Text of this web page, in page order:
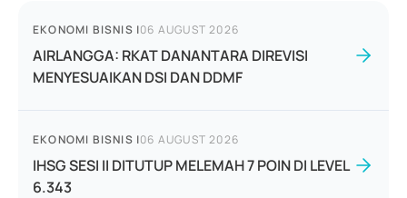
EKONOMI BISNIS |06 AUGUST 2026
AIRLANGGA: RKAT DANANTARA DIREVISI
MENYESUAIKAN DSI DAN DDMF
EKONOMI BISNIS |06 AUGUST 2026
IHSG SESI II DITUTUP MELEMAH 7 POIN DI LEVEL
6.343